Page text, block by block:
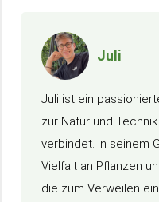
Juli
Juli ist ein
zur Natur und
verbindet. In seinem
Vielfalt an Pflanzen
die zum Verweilen